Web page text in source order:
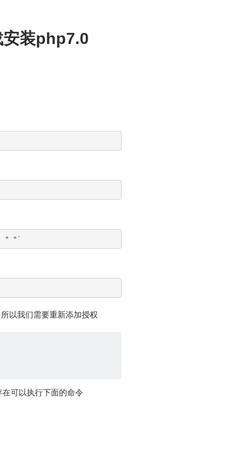
装php7.0
" "`
以我们需要重新添加授权
可以执行下面的命令